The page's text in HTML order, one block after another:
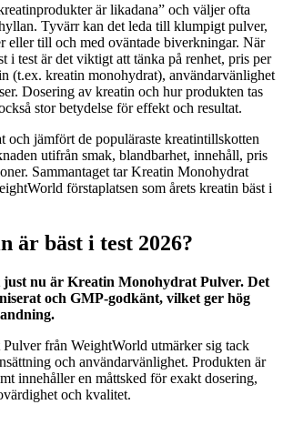
är likadana” och väljer ofta
Tyvärr kan det leda till klumpigt pulver,
eller till och med oväntade biverkningar. När
i test är det viktigt att tänka på renhet, pris per
(t.ex. kreatin monohydrat), användarvänlighet
Dosering av kreatin och hur produkten tas
stor betydelse för effekt och resultat.
och jämfört de populäraste kreatintillskotten
utifrån smak, blandbarhet, innehåll, pris
Sammantaget tar Kreatin Monohydrat
förstaplatsen som årets kreatin bäst i
är bäst i test 2026?
just nu är Kreatin Monohydrat Pulver. Det
och GMP-godkänt, vilket ger hög
från WeightWorld utmärker sig tack
och användarvänlighet. Produkten är
innehåller en måttsked för exakt dosering,
och kvalitet.